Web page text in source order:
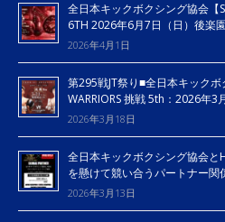
全日本キックボクシング協会【
6TH 2026年6月7日（日）後楽
2026年4月1日
第295戦JT祭り■全日本キックボ
WARRIORS 挑戦 5th：2026年
2026年3月18日
全日本キックボクシング協会と
を懸けて競い合うパートナー関
2026年3月13日